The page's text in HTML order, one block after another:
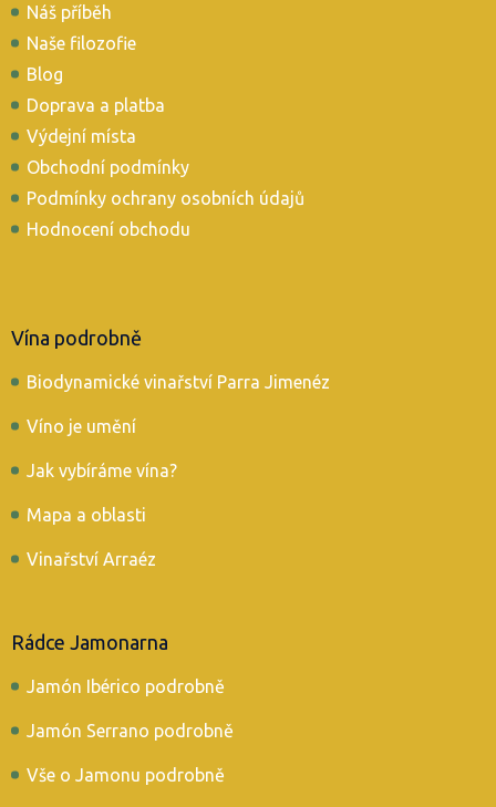
Náš příběh
Naše filozofie
Blog
Doprava a platba
Výdejní místa
Obchodní podmínky
Podmínky ochrany osobních údajů
Hodnocení obchodu
Vína podrobně
Biodynamické vinařství Parra Jimenéz
Víno je umění
Jak vybíráme vína?
Mapa a oblasti
Vinařství Arraéz
Rádce Jamonarna
Jamón Ibérico podrobně
Jamón Serrano podrobně
Vše o Jamonu podrobně